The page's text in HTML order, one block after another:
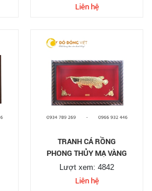
Liên hệ
TRANH CÁ RỒNG
PHONG THỦY MẠ VÀNG
Lượt xem: 4842
Liên hệ